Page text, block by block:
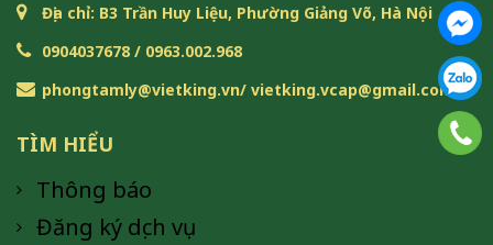
Địa chỉ: B3 Trần Huy Liệu, Phường Giảng Võ, Hà Nội
0904037678 / 0963.002.968
phongtamly@vietking.vn/ vietking.vcap@gmail.com
TÌM HIỂU
Thông báo
Đăng ký dịch vụ